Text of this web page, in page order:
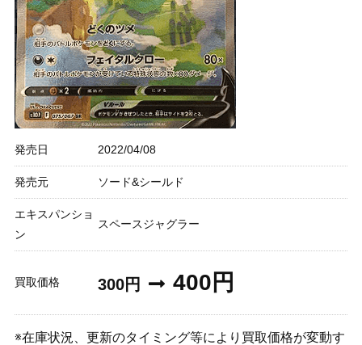
発売日 2022/04/08
発売元 ソード&シールド
エキスパンショ
ン
スペースジャグラー
買取価格 300円 400円
※在庫状況、更新のタイミング等により買取価格が変動す